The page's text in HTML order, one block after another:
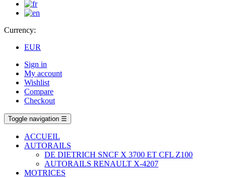
Currency:
EUR
Sign in
My account
Wishlist
Compare
Checkout
Toggle navigation ☰
ACCUEIL
AUTORAILS
DE DIETRICH SNCF X 3700 ET CFL Z100
AUTORAILS RENAULT X-4207
MOTRICES